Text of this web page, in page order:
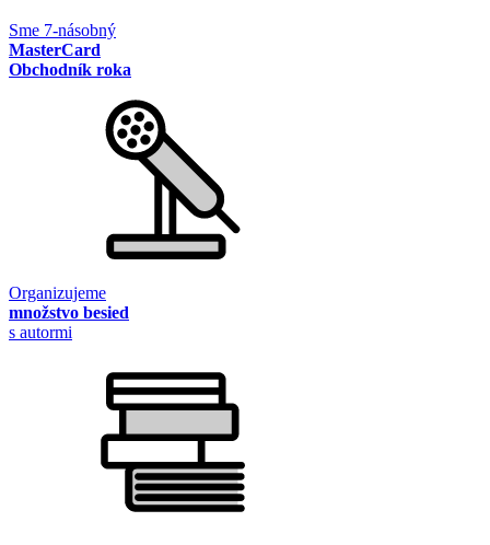
Sme 7-násobný
MasterCard
Obchodník roka
Organizujeme
množstvo besied
s autormi